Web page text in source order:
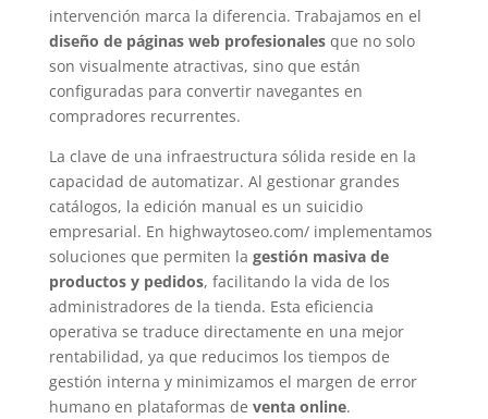
intervención marca la diferencia. Trabajamos en el
diseño de páginas web profesionalesque no solo
son visualmente atractivas, sino que están
configuradas para convertir navegantes en
compradores recurrentes.
La clave de una infraestructura sólida reside en la
capacidad de automatizar. Al gestionar grandes
catálogos, la edición manual es un suicidio
empresarial. En highwaytoseo.com/ implementamos
soluciones que permiten la gestión masiva de
productos y pedidos, facilitando la vida de los
administradores de la tienda. Esta eficiencia
operativa se traduce directamente en una mejor
rentabilidad, ya que reducimos los tiempos de
gestión interna y minimizamos el margen de error
humano en plataformas de venta online.